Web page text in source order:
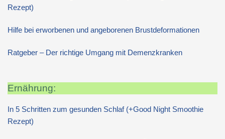
Rezept)
Hilfe bei erworbenen und angeborenen Brustdeformationen
Ratgeber – Der richtige Umgang mit Demenzkranken
Ernährung:
In 5 Schritten zum gesunden Schlaf (+Good Night Smoothie
Rezept)